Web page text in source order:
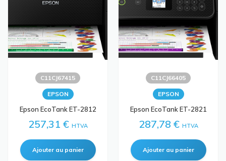
C11CJ67415
EPSON
Epson EcoTank ET-2812
257,31 € HTVA
C11CJ66405
EPSON
Epson EcoTank ET-2821
287,78 € HTVA